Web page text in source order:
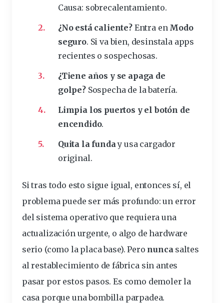
Causa: sobrecalentamiento.
¿No está caliente?Entra en Modo
seguro. Si va bien, desinstala apps
recientes o sospechosas.
¿Tiene años y se apaga de
golpe?Sospecha de la batería.
Limpia los puertos y el botón de
encendido.
Quita la funday usa cargador
original.
Si tras todo esto sigue igual, entonces sí, el
problema puede ser más profundo: un error
del sistema operativo que requiera una
actualización urgente, o algo de hardware
serio (como la placa base). Pero nunca saltes
al restablecimiento de fábrica sin antes
pasar por estos pasos. Es como demoler la
casa porque una bombilla parpadea.